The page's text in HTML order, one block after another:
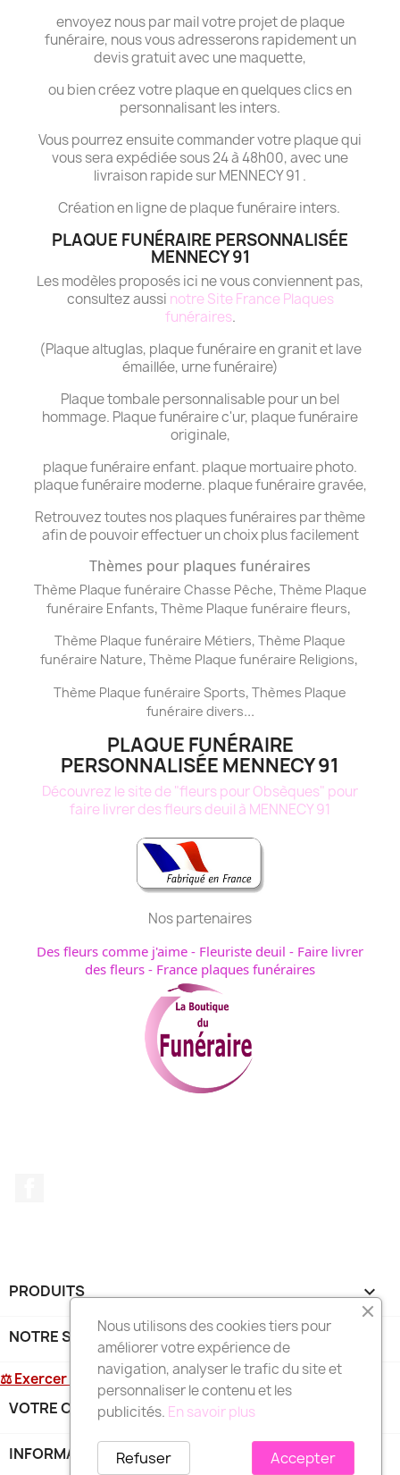
envoyez nous par mail votre projet de plaque
funéraire, nous vous adresserons rapidement un
devis gratuit avec une maquette,
ou bien créez votre plaque en quelques clics en
personnalisant les inters.
Vous pourrez ensuite commander votre plaque qui
vous sera expédiée sous 24 à 48h00, avec une
livraison rapide sur MENNECY 91 .
Création en ligne de plaque funéraire inters.
PLAQUE FUNÉRAIRE PERSONNALISÉE
MENNECY 91
Les modèles proposés ici ne vous conviennent pas,
consultez aussi notre Site France Plaques
funéraires.
(Plaque altuglas, plaque funéraire en granit et lave
émaillée, urne funéraire)
Plaque tombale personnalisable pour un bel
hommage. Plaque funéraire c'ur, plaque funéraire
originale,
plaque funéraire enfant. plaque mortuaire photo.
plaque funéraire moderne. plaque funéraire gravée,
Retrouvez toutes nos plaques funéraires par thème
afin de pouvoir effectuer un choix plus facilement
Thèmes pour plaques funéraires
Thème Plaque funéraire Chasse Pêche, Thème Plaque
funéraire Enfants, Thème Plaque funéraire fleurs,
Thème Plaque funéraire Métiers, Thème Plaque
funéraire Nature, Thème Plaque funéraire Religions,
Thème Plaque funéraire Sports, Thèmes Plaque
funéraire divers...
PLAQUE FUNÉRAIRE
PERSONNALISÉE MENNECY 91
Découvrez le site de "fleurs pour Obsèques" pour
faire livrer des fleurs deuil à MENNECY 91
Nos partenaires
Des fleurs comme j'aime - Fleuriste deuil - Faire livrer
des fleurs - France plaques funéraires
PRODUITS 
NOTRE SOCIÉTÉ
⚖ Exercer mon droit de rétractation
VOTRE COMPTE
INFORMATIONS
Nous utilisons des cookies tiers pour
améliorer votre expérience de
navigation, analyser le trafic du site et
personnaliser le contenu et les
publicités. En savoir plus
Accepter
Refuser